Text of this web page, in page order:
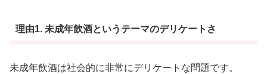
理由1. 未成年飲酒というテーマのデリケートさ
未成年飲酒は社会的に非常にデリケートな問題です。